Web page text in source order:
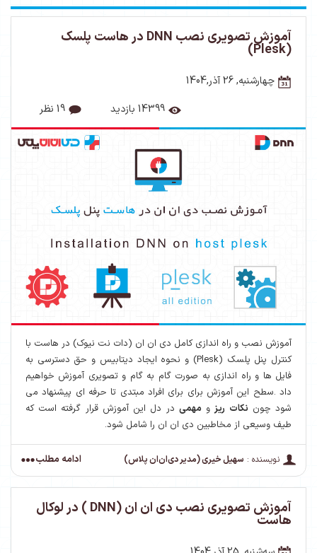
آموزش تصویری نصب DNN در هاست پلسک
(Plesk)
چهارشنبه, 26 آذر,1404
آموزش نصب و راه اندازی کامل دی ان ان (دات نت نیوک) در هاست با
کنترل پنل پلسک (Plesk) و نحوه ایجاد دیتابیس و حق دسترسی به
فایل ها و راه اندازی به صورت گام به گام و تصویری آموزش خواهیم
داد .سطح این آموزش برای برای افراد مبتدی تا حرفه ای پیشنهاد می
شود چون نکات ریزو مهمی در دل این آموزش قرار گرفته است که
طیف وسیعی از مخاطبین دی ان ان را شامل شود.
نویسنده : سهیل خیری (مدیر دی‌ان‌ان پلاس) ادامه مطلب
آموزش تصویری نصب دی ان ان (DNN ) در لوکال
هاست